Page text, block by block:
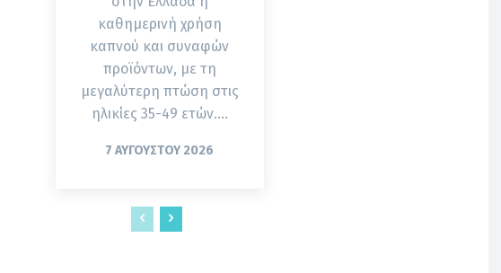
καθημερινή χρήση
καπνού και συναφών
προϊόντων, με τη
μεγαλύτερη πτώση στις
ηλικίες 35-49 ετών....
7 ΑΥΓΟΎΣΤΟΥ 2026